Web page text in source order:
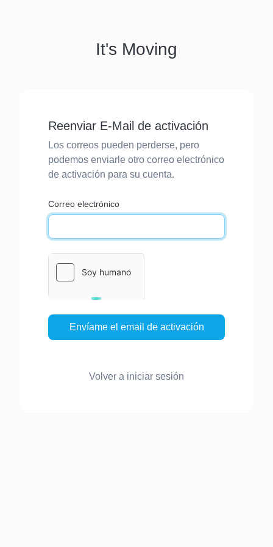
It's Moving
Reenviar E-Mail de activación
Los correos pueden perderse, pero
podemos enviarle otro correo electrónico
de activación para su cuenta.
Correo electrónico
Envíame el email de activación
Volver a iniciar sesión